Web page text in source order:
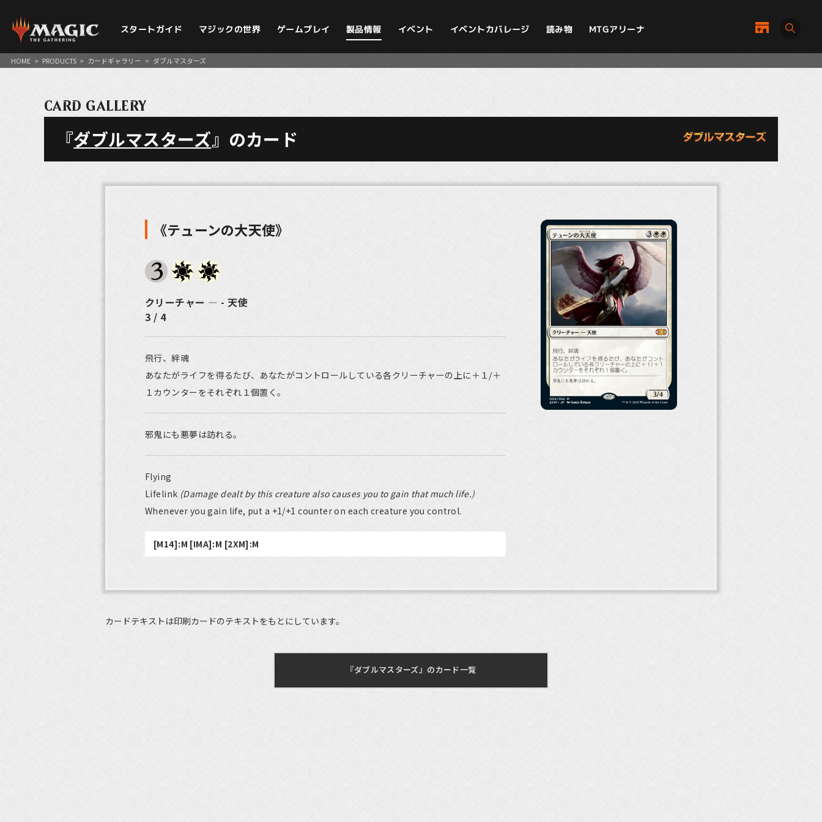
スタートガイド マジックの世界 ゲームプレイ 製品情報 イベント イベントカバレージ 読み物 MTGアリーナ
HOME > PRODUCTS > カードギャラリー > ダブルマスターズ
CARD GALLERY
『ダブルマスターズ』のカード
《テューンの大天使》
クリーチャー ― - 天使
3 / 4
飛行、絆魂
あなたがライフを得るたび、あなたがコントロールしている各クリーチャーの上に＋１/＋
１カウンターをそれぞれ１個置く。
邪鬼にも悪夢は訪れる。
Flying
Lifelink (Damage dealt by this creature also causes you to gain that much life.)
Whenever you gain life, put a +1/+1 counter on each creature you control.
[M14]:M [IMA]:M [2XM]:M
カードテキストは印刷カードのテキストをもとにしています。
『ダブルマスターズ』のカード一覧